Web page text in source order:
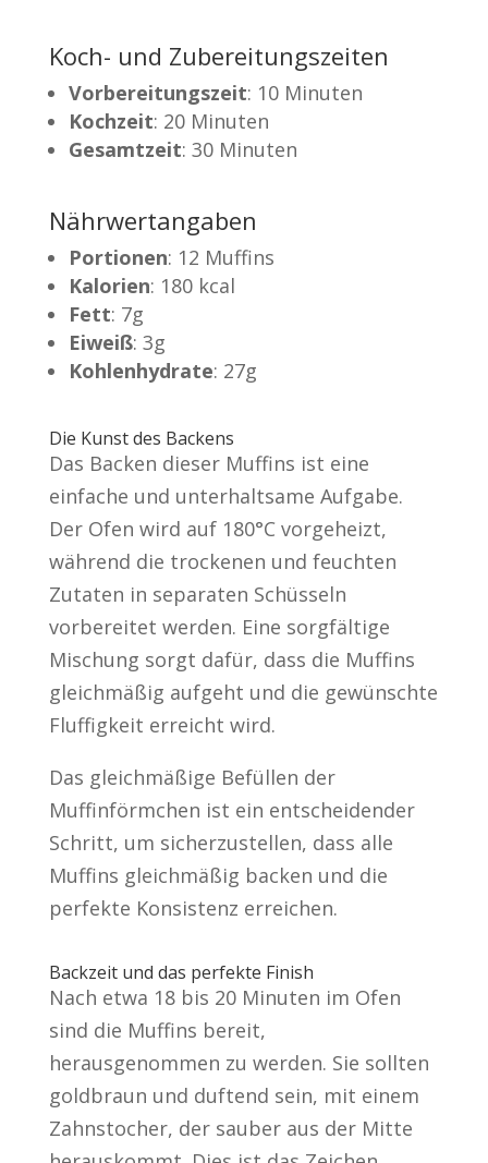
Koch- und Zubereitungszeiten
Vorbereitungszeit: 10 Minuten
Kochzeit: 20 Minuten
Gesamtzeit: 30 Minuten
Nährwertangaben
Portionen: 12 Muffins
Kalorien: 180 kcal
Fett: 7g
Eiweiß: 3g
Kohlenhydrate: 27g
Die Kunst des Backens
Das Backen dieser Muffins ist eine
einfache und unterhaltsame Aufgabe.
Der Ofen wird auf 180°C vorgeheizt,
während die trockenen und feuchten
Zutaten in separaten Schüsseln
vorbereitet werden. Eine sorgfältige
Mischung sorgt dafür, dass die Muffins
gleichmäßig aufgeht und die gewünschte
Fluffigkeit erreicht wird.
Das gleichmäßige Befüllen der
Muffinförmchen ist ein entscheidender
Schritt, um sicherzustellen, dass alle
Muffins gleichmäßig backen und die
perfekte Konsistenz erreichen.
Backzeit und das perfekte Finish
Nach etwa 18 bis 20 Minuten im Ofen
sind die Muffins bereit,
herausgenommen zu werden. Sie sollten
goldbraun und duftend sein, mit einem
Zahnstocher, der sauber aus der Mitte